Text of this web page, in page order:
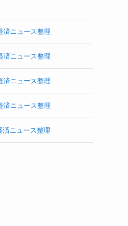
済ニュース整理
済ニュース整理
済ニュース整理
済ニュース整理
済ニュース整理